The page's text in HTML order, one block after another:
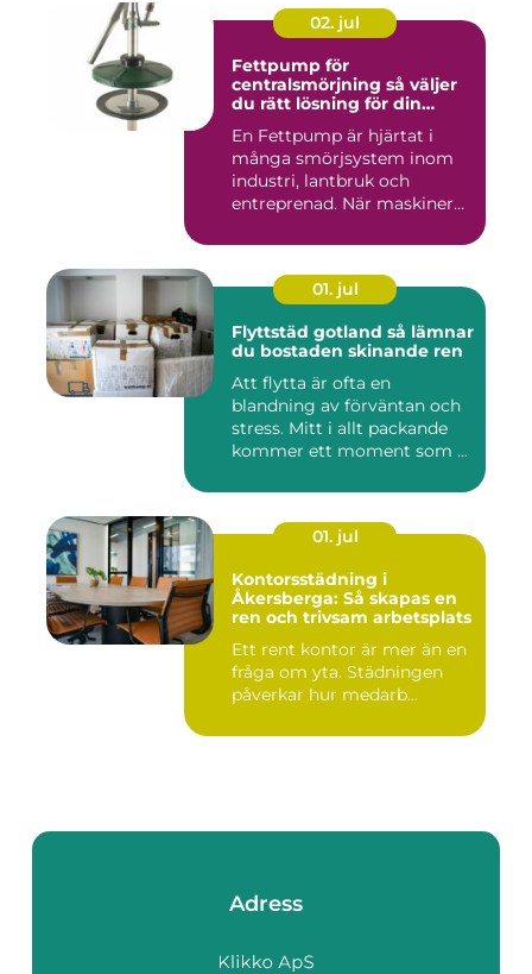
02. jul
Fettpump för
centralsmörjning så väljer
du rätt lösning för din
En Fettpump är hjärtat i
många smörjsystem inom
industri, lantbruk och
entreprenad. När maskiner
01. jul
Flyttstäd gotland så lämnar
du bostaden skinande ren
Att flytta är ofta en
blandning av förväntan och
stress. Mitt i allt packande
kommer ett moment som ...
01. jul
Kontorsstädning i
Åkersberga: Så skapas en
ren och trivsam arbetsplats
Ett rent kontor är mer än en
fråga om yta. Städningen
påverkar hur medarb...
Adress